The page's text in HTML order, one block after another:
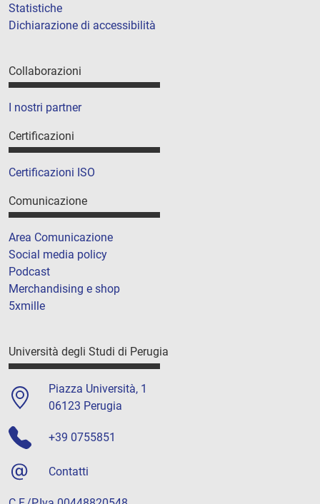
Statistiche
Dichiarazione di accessibilità
Collaborazioni
I nostri partner
Certificazioni
Certificazioni ISO
Comunicazione
Area Comunicazione
Social media policy
Podcast
Merchandising e shop
5xmille
Università degli Studi di Perugia
Piazza Università, 1
06123 Perugia
+39 0755851
Contatti